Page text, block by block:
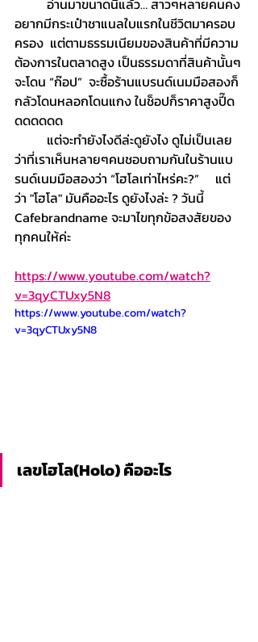
อยากมีกระเป๋าชาแนลใบแรกในชีวิตมาครอบ
ครอง  แต่ตามธรรมเนียมของสินค้าที่มีความ
ต้องการในตลาดสูง เป็นธรรมดาที่สินค้านั้นๆ
จะโดน “ก๊อป”  จะซื้อร้านแบรนด์เนมมือสองก็
กลัวโดนหลอกโดนแกง ในช็อปก็ราคาสูงปี๊ด
ดดดดดด
ว่าที่เราเห็นหลายๆคนชอบถามกันในร้านแบ
รนด์เนมมือสองว่า “โฮโลเท่าไหร่คะ?”     แต่
ว่า "โฮโล" มันคืออะไร ดูยังไงล่ะ ? วันนี้
Cafebrandname จะมาไขทุกข้อสงสัยของ
ทุกคนให้ค่ะ
https://www.youtube.com/watch?
v=3qyCTUxy5N8
https://www.youtube.com/watch?
v=3qyCTUxy5N8
เลขโฮโล(Holo) คืออะไร